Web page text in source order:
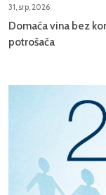
31, srp, 2026
Domaća vina bez
potrošača